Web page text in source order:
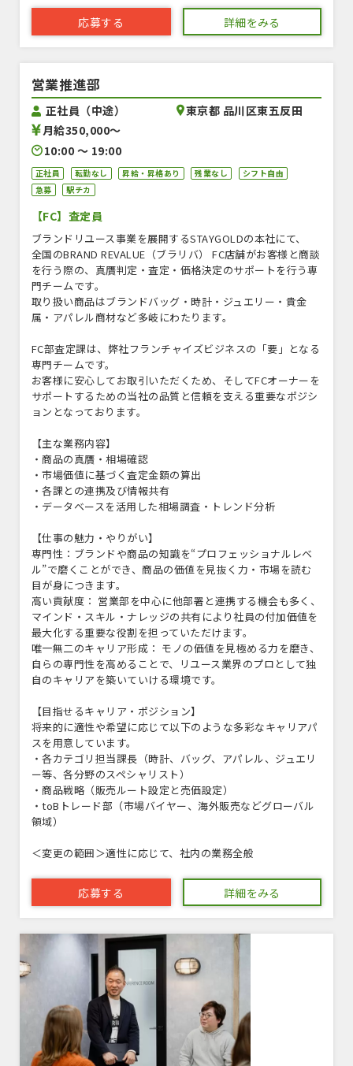
応募する 詳細をみる
営業推進部
正社員（中途）
月給350,000〜
10:00 〜 19:00
東京都 品川区東五反田
正社員 転勤なし 昇給・昇格あり 残業なし
シフト自由
急募
駅チカ
【FC】査定員
ブランドリユース事業を展開するSTAYGOLDの本社にて、
全国のBRAND REVALUE（ブラリバ） FC店舗がお客様と商談
を行う際の、真贋判定・査定・価格決定のサポートを行う専
門チームです。
取り扱い商品はブランドバッグ・時計・ジュエリー・貴金
属・アパレル商材など多岐にわたります。
FC部査定課は、弊社フランチャイズビジネスの「要」となる
専門チームです。
お客様に安心してお取引いただくため、そしてFCオーナーを
サポートするための当社の品質と信頼を支える重要なポジシ
ョンとなっております。
【主な業務内容】
・商品の真贋・相場確認
・市場価値に基づく査定金額の算出
・各課との連携及び情報共有
・データベースを活用した相場調査・トレンド分析
【仕事の魅力・やりがい】
専門性：ブランドや商品の知識を“プロフェッショナルレベ
ル”で磨くことができ、商品の価値を見抜く力・市場を読む
目が身につきます。
高い貢献度： 営業部を中心に他部署と連携する機会も多く、
マインド・スキル・ナレッジの共有により社員の付加価値を
最大化する重要な役割を担っていただけます。
唯一無二のキャリア形成： モノの価値を見極める力を磨き、
自らの専門性を高めることで、リユース業界のプロとして独
自のキャリアを築いていける環境です。
【目指せるキャリア・ポジション】
将来的に適性や希望に応じて以下のような多彩なキャリアパ
スを用意しています。
・各カテゴリ担当課長（時計、バッグ、アパレル、ジュエリ
ー等、各分野のスペシャリスト）
・商品戦略（販売ルート設定と売価設定）
・toBトレード部（市場バイヤー、海外販売などグローバル
領域）
＜変更の範囲＞適性に応じて、社内の業務全般
応募する 詳細をみる